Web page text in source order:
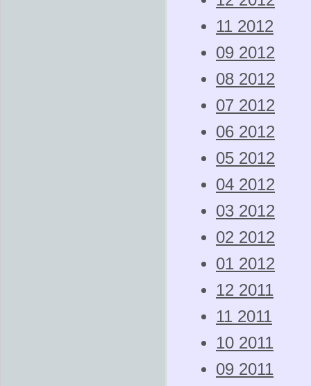
11 2012
09 2012
08 2012
07 2012
06 2012
05 2012
04 2012
03 2012
02 2012
01 2012
12 2011
11 2011
10 2011
09 2011